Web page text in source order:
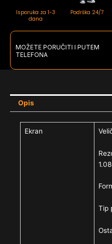
Isporuka za 1-3
dana
Podrška 24/7
MOŽETE PORUČITI I PUTEM
TELEFONA
Opis
Ekran
Tip